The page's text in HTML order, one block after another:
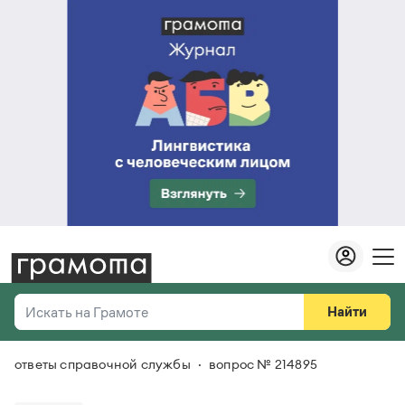
Искать на Грамоте
Справочная служба
Найти
Везде
ответы справочной службы вопрос № 214895